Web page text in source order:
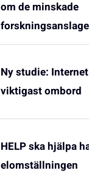
om de minskade
Ny studie:
viktigast ombord
HELP ska hjälpa
elomställningen